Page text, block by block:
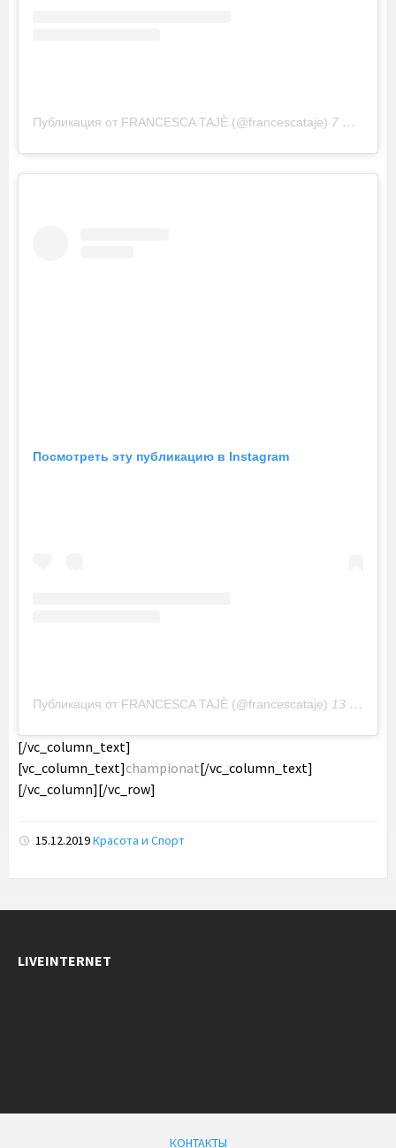
Публикация от FRANCESCA TAJÈ (@francescataje) 7 Июл 2018 в 4:45 PDT
Посмотреть эту публикацию в Instagram
Публикация от FRANCESCA TAJÈ (@francescataje) 13 Авг 2017 в 4:54 PDT
[/vc_column_text]
[vc_column_text]championat[/vc_column_text]
[/vc_column][/vc_row]
15.12.2019Красота и Спорт
LIVEINTERNET
КОНТАКТЫ